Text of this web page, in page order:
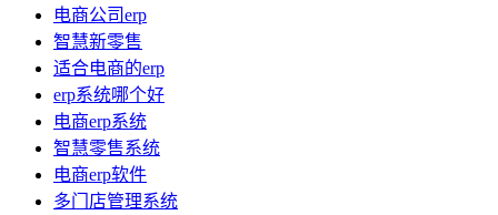
电商公司erp
智慧新零售
适合电商的erp
erp系统哪个好
电商erp系统
智慧零售系统
电商erp软件
多门店管理系统